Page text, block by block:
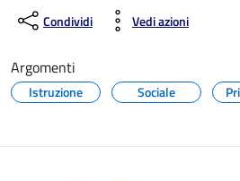
Condividi Vedi azioni
Argomenti
Istruzione Sociale